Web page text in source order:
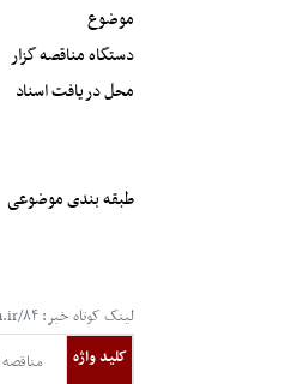
موضوع
دستگاه مناقصه گزار
محل دریافت اسناد
طبقه بندی موضوعی
لینک کوتاه خبر: https://eghtesadkerman.ir/۸۴
کلید واژه